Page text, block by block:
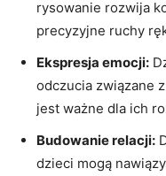
rysowanie rozwija
precyzyjne ruchy
Ekspresja emocji:
odczucia związane
jest ważne dla ich
Budowanie relacji:
dzieci mogą